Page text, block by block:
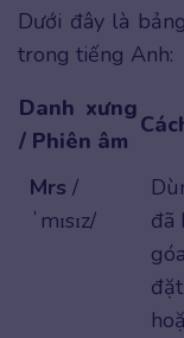
Dưới đây là
trong tiếng Anh:
Danh xưng
/ Phiên âm
Mrs /
ˈmɪsɪz/
đã